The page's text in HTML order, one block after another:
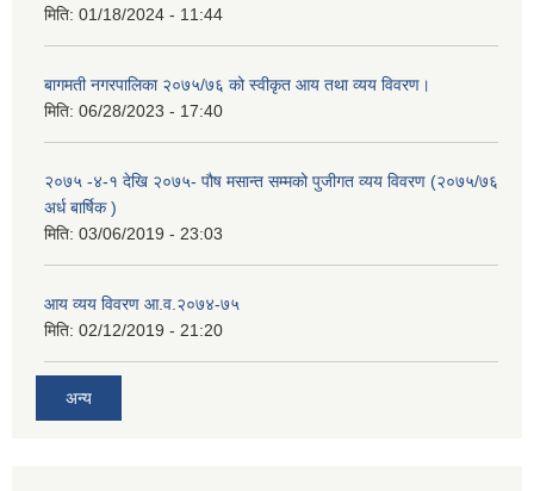
मिति: 01/18/2024 - 11:44
बागमती नगरपालिका २०७५/७६ को स्वीकृत आय तथा व्यय विवरण।
मिति: 06/28/2023 - 17:40
२०७५ -४-१ देखि २०७५- पौष मसान्त सम्मको पुजीगत व्यय विवरण (२०७५/७६
अर्ध बार्षिक )
मिति: 03/06/2019 - 23:03
आय व्यय विवरण आ.व.२०७४-७५
मिति: 02/12/2019 - 21:20
अन्य